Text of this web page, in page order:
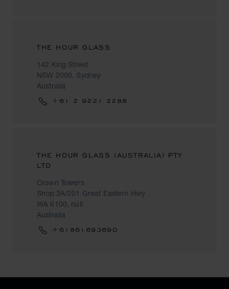
THE HOUR GLASS
142 King Street
NSW 2000, Sydney
Australia
+61 2 9221 2288
THE HOUR GLASS (AUSTRALIA) PTY
LTD
Crown Towers
Shop 3A/201 Great Eastern Hwy
WA 6100, null
Australia
+61861693690